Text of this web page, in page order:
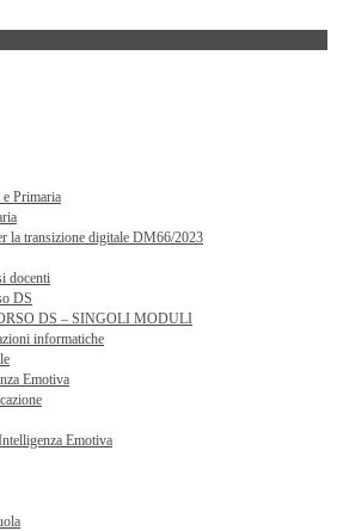
Primaria
la transizione digitale DM66/2023
docenti
DS
DS – SINGOLI MODULI
informatiche
Emotiva
Emotiva